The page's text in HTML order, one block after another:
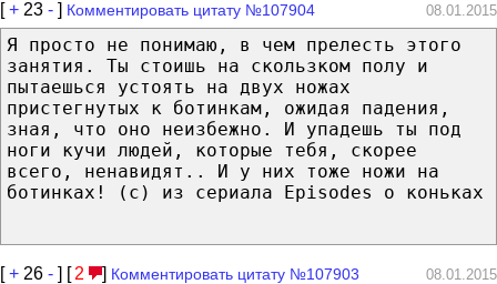
[+ 23 - ] Комментировать цитату №107904 08.01.2015
Я просто не понимаю, в чем прелесть этого
занятия. Ты стоишь на скользком полу и
пытаешься устоять на двух ножах
пристегнутых к ботинкам, ожидая падения,
зная, что оно неизбежно. И упадешь ты под
ноги кучи людей, которые тебя, скорее
всего, ненавидят.. И у них тоже ножи на
ботинках! (с) из сериала Episodes о коньках
[+ 26 - ] [ 2 ] Комментировать цитату №107903 08.01.2015